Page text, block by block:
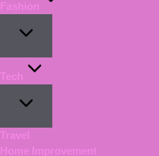
Fashion
Tech
Travel
Home Improvement